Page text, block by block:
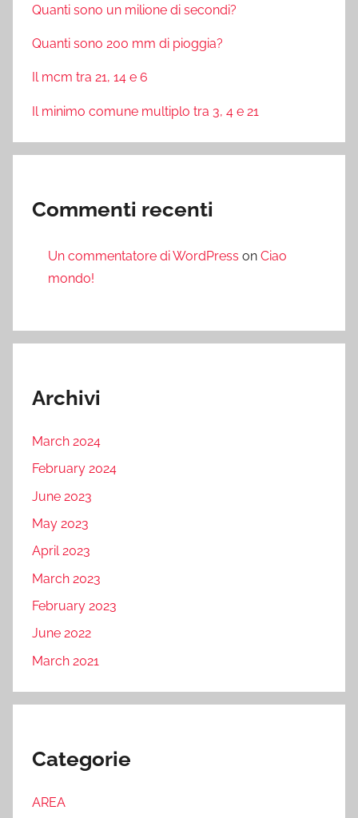
Quanti sono un milione di secondi?
Quanti sono 200 mm di pioggia?
Il mcm tra 21, 14 e 6
Il minimo comune multiplo tra 3, 4 e 21
Commenti recenti
Un commentatore di WordPress on Ciao
mondo!
Archivi
March 2024
February 2024
June 2023
May 2023
April 2023
March 2023
February 2023
June 2022
March 2021
Categorie
AREA